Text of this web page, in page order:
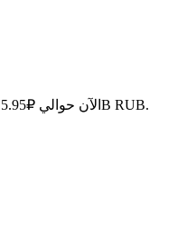
. مع عرض متداول قدره 245M LBT، تبلغ القيمة السوقية الإجمالية لـ Lawblocks الآن حوالي ₽5.95B RUB.